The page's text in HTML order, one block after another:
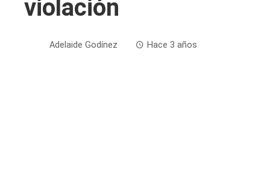
violación
Adelaide Godínez Hace 3 años